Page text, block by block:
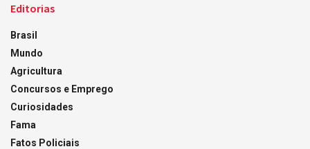
Editorias
Brasil
Mundo
Agricultura
Concursos e Emprego
Curiosidades
Fama
Fatos Policiais